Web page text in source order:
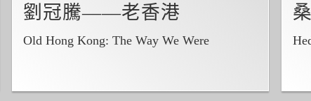
劉冠騰——老香港
Old Hong Kong: The Way We Were